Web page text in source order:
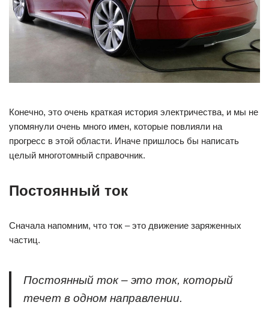
Конечно, это очень краткая история электричества, и мы не
упомянули очень много имен, которые повлияли на
прогресс в этой области. Иначе пришлось бы написать
целый многотомный справочник.
Постоянный ток
Сначала напомним, что ток – это движение заряженных
частиц.
Постоянный ток – это ток, который
течет в одном направлении.